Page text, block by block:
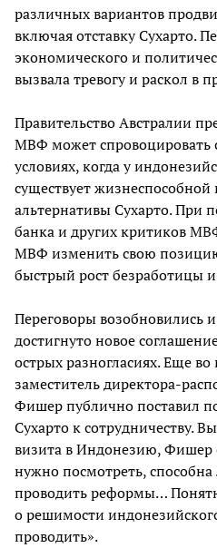
различных вариантов
включая отставку Сухарто.
экономического и
вызвала тревогу и раскол в
Правительство Австралии
МВФ может спровоцировать
условиях, когда у
существует жизнеспособной
альтернативы Сухарто. При
банка и других критиков
МВФ изменить свою
быстрый рост безработицы
Переговоры возобновились
достигнуто новое
острых разногласиях. Еще
заместитель директора-
Фишер публично поставил
Сухарто к сотрудничеству.
визита в Индонезию, Фишер
нужно посмотреть,
проводить реформы…
о решимости
проводить».